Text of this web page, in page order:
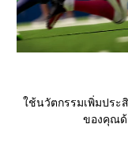
ใช้นวัตกรรมเพิ่มประ
ของคุณด้